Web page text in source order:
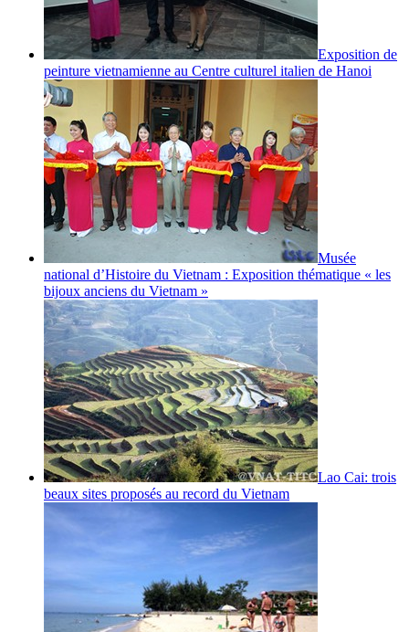
Exposition de
peinture vietnamienne au Centre culturel italien de Hanoi
Musée
national d’Histoire du Vietnam : Exposition thématique « les
bijoux anciens du Vietnam »
Lao Cai: trois
beaux sites proposés au record du Vietnam